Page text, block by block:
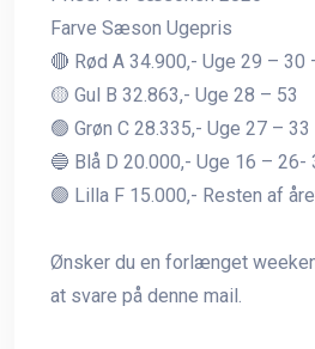
Farve Sæson Ugepris
🔴 Rød A 34.900,- Uge 29 – 30
🟡 Gul B 32.863,- Uge 28 – 53
🟢 Grøn C 28.335,- Uge 27 – 33
🔵 Blå D 20.000,- Uge 16 – 26-
🟣 Lilla F 15.000,- Resten af
Ønsker du en forlænget
at svare på denne mail.